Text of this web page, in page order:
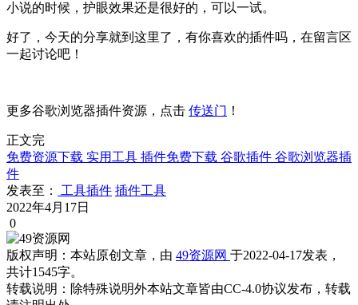
小说的时候，护眼效果还是很好的，可以一试。
好了，今天的分享就到这里了，有你喜欢的插件吗，在留言区
一起讨论吧！
更多谷歌浏览器插件资源，点击 传送门 ！
正文完
免费资源下载 实用工具 插件免费下载 谷歌插件 谷歌浏览器插
件
发表至：
工具插件 插件工具
2022年4月17日
0
版权声明： 本站原创文章，由 49资源网 于2022-04-17发表，
共计1545字。
转载说明： 除特殊说明外本站文章皆由CC-4.0协议发布，转载